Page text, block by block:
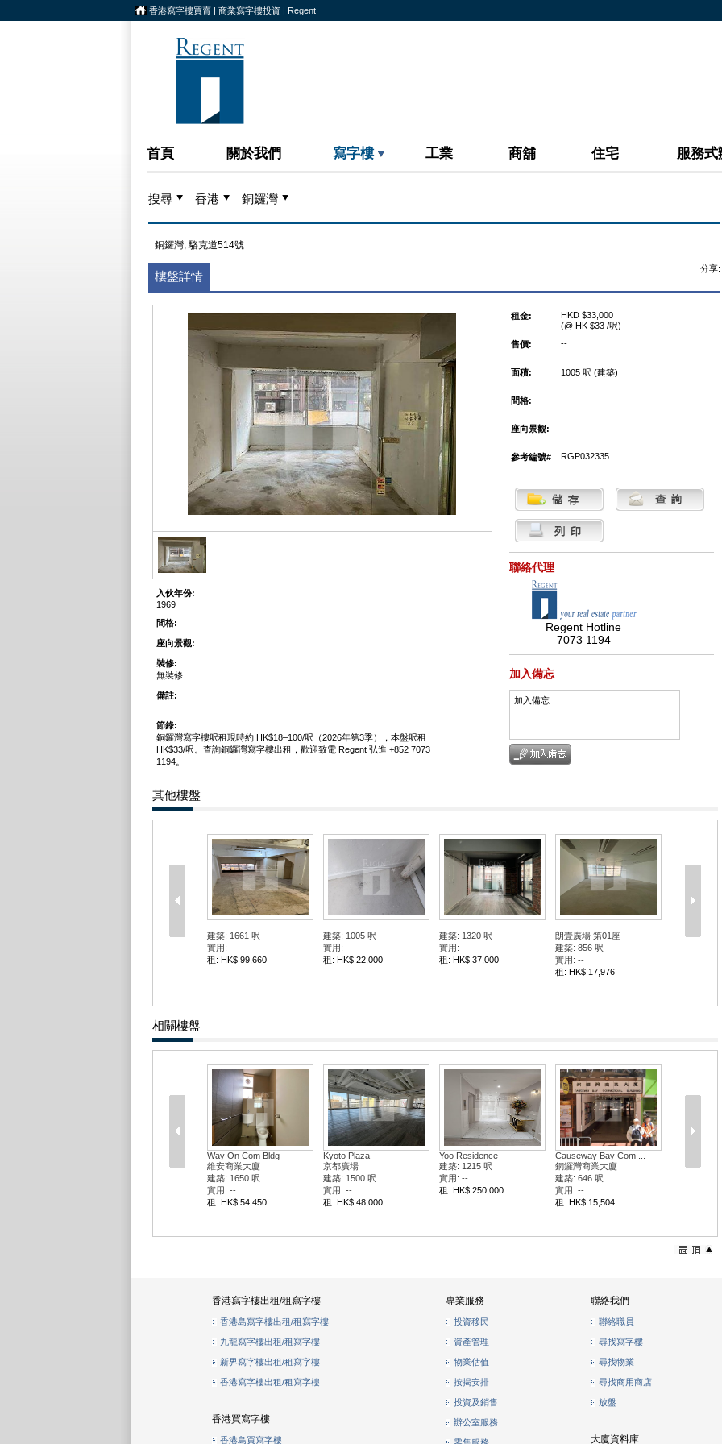
香港寫字樓買賣 | 商業寫字樓投資 | Regent
首頁 關於我們 寫字樓 工業 商舖 住宅 服務
搜尋 香港 銅鑼灣
銅鑼灣, 駱克道514號
樓盤詳情
分享:
入伙年份:
1969
間格:
座向景觀:
裝修:
無裝修
備註:
節錄:
銅鑼灣寫字樓呎租現時約 HK$18–100/呎（2026年第3季），本盤呎租
HK$33/呎。查詢銅鑼灣寫字樓出租，歡迎致電 Regent 弘進 +852 7073
1194。
租金:
HKD $33,000
(@ HK $33 /呎)
售價:
--
面積:
1005 呎 (建築)
--
間格:
座向景觀:
參考編號# RGP032335
聯絡代理
Regent Hotline
7073 1194
加入備忘
加入備忘
其他樓盤
建築: 1661 呎
實用: --
租: HK$ 99,660
建築: 1005 呎
實用: --
租: HK$ 22,000
建築: 1320 呎
實用: --
租: HK$ 37,000
朗壹廣場 第01座
建築: 856 呎
實用: --
租: HK$ 17,976
相關樓盤
Way On Com Bldg
維安商業大廈
建築: 1650 呎
實用: --
租: HK$ 54,450
Kyoto Plaza
京都廣場
建築: 1500 呎
實用: --
租: HK$ 48,000
Yoo Residence
建築: 1215 呎
實用: --
租: HK$ 250,000
Causeway Bay Com ...
銅鑼灣商業大廈
建築: 646 呎
實用: --
租: HK$ 15,504
香港寫字樓出租/租寫字樓
香港島寫字樓出租/租寫字樓
九龍寫字樓出租/租寫字樓
新界寫字樓出租/租寫字樓
香港寫字樓出租/租寫字樓
香港買寫字樓
香港島買寫字樓
專業服務
投資移民
資產管理
物業估值
按揭安排
投資及銷售
辦公室服務
聯絡我們
聯絡職員
尋找寫字樓
尋找物業
尋找商用商店
放盤
大廈資料庫